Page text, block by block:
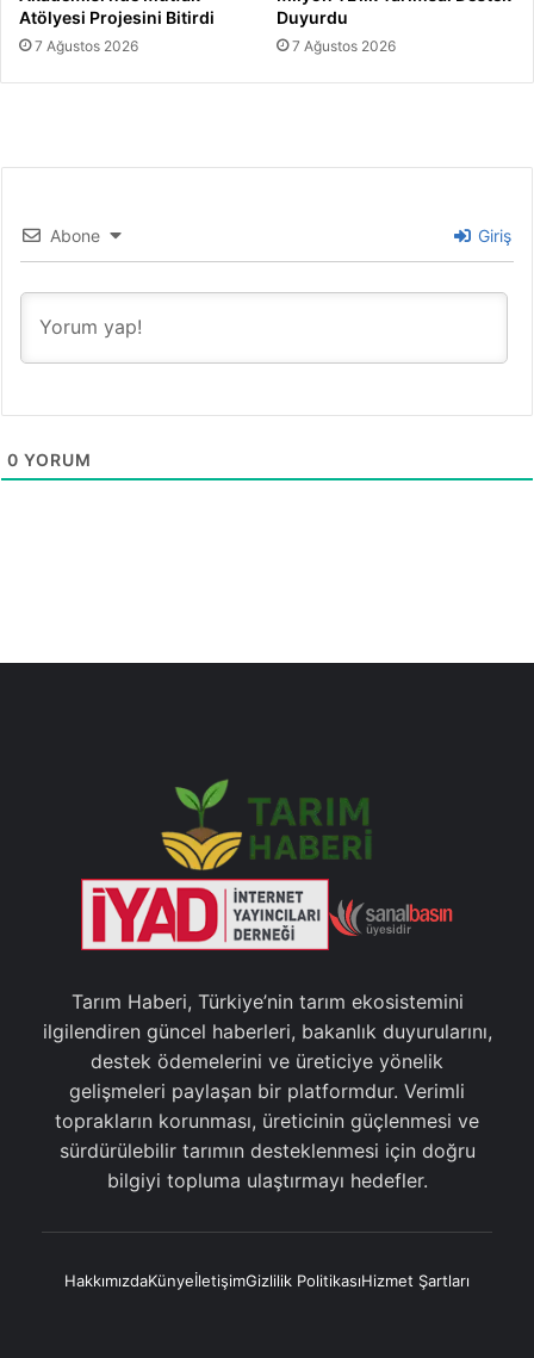
Atölyesi Projesini Bitirdi
7 Ağustos 2026
Duyurdu
7 Ağustos 2026
Abone Giriş
0 YORUM
Tarım Haberi, Türkiye’nin tarım ekosistemini
ilgilendiren güncel haberleri, bakanlık duyurularını,
destek ödemelerini ve üreticiye yönelik
gelişmeleri paylaşan bir platformdur. Verimli
toprakların korunması, üreticinin güçlenmesi ve
sürdürülebilir tarımın desteklenmesi için doğru
bilgiyi topluma ulaştırmayı hedefler.
HakkımızdaKünyeİletişimGizlilik PolitikasıHizmet Şartları